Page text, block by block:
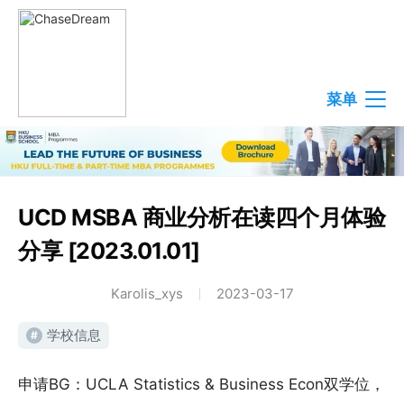
菜单
UCD MSBA 商业分析在读四个月体验
分享 [2023.01.01]
Karolis_xys 2023-03-17
# 学校信息
申请BG：UCLA Statistics & Business Econ双学位，